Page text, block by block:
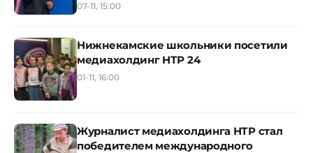
07-11, 15:00
Нижнекамские школьники посетили
медиахолдинг НТР 24
01-11, 16:00
Журналист медиахолдинга НТР стал
победителем международного